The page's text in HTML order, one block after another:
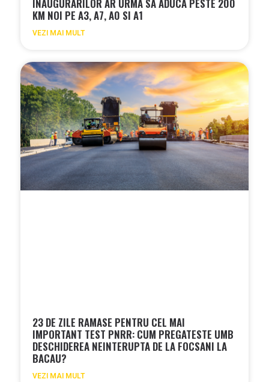
INAUGURARILOR AR URMA SA ADUCA PESTE 200
KM NOI PE A3, A7, A0 SI A1
VEZI MAI MULT
23 DE ZILE RAMASE PENTRU CEL MAI
IMPORTANT TEST PNRR: CUM PREGATESTE UMB
DESCHIDEREA NEINTERUPTA DE LA FOCSANI LA
BACAU?
VEZI MAI MULT